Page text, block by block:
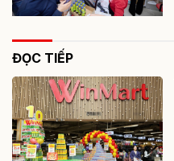
ĐỌC TIẾP